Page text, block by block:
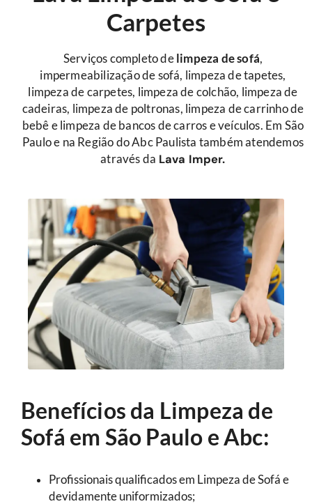
Carpetes
Serviços completo de limpeza de sofá,
impermeabilização de sofá, limpeza de tapetes,
limpeza de carpetes, limpeza de colchão, limpeza de
cadeiras, limpeza de poltronas, limpeza de carrinho de
bebê e limpeza de bancos de carros e veículos. Em São
Paulo e na Região do Abc Paulista também atendemos
através da Lava Imper.
Benefícios da Limpeza de
Sofá em São Paulo e Abc:
Profissionais qualificados em Limpeza de Sofá e
devidamente uniformizados;